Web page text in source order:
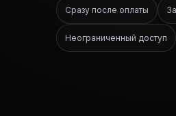
Сразу после оплаты
Неограниченный доступ